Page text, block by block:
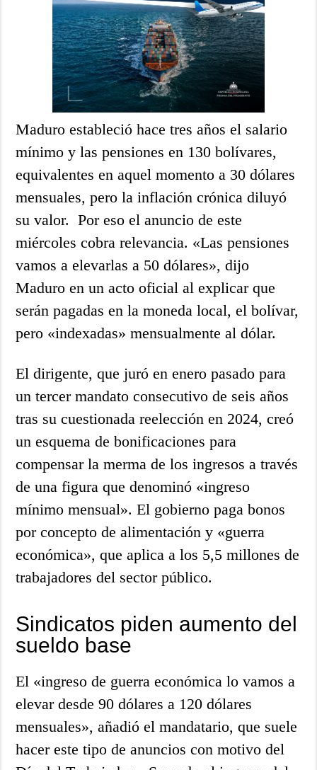
Maduro estableció hace tres años el salario
mínimo y las pensiones en 130 bolívares,
equivalentes en aquel momento a 30 dólares
mensuales, pero la inflación crónica diluyó
su valor. Por eso el anuncio de este
miércoles cobra relevancia. «Las pensiones
vamos a elevarlas a 50 dólares», dijo
Maduro en un acto oficial al explicar que
serán pagadas en la moneda local, el bolívar,
pero «indexadas» mensualmente al dólar.
El dirigente, que juró en enero pasado para
un tercer mandato consecutivo de seis años
tras su cuestionada reelección en 2024, creó
un esquema de bonificaciones para
compensar la merma de los ingresos a través
de una figura que denominó «ingreso
mínimo mensual». El gobierno paga bonos
por concepto de alimentación y «guerra
económica», que aplica a los 5,5 millones de
trabajadores del sector público.
Sindicatos piden aumento del
sueldo base
El «ingreso de guerra económica lo vamos a
elevar desde 90 dólares a 120 dólares
mensuales», añadió el mandatario, que suele
hacer este tipo de anuncios con motivo del